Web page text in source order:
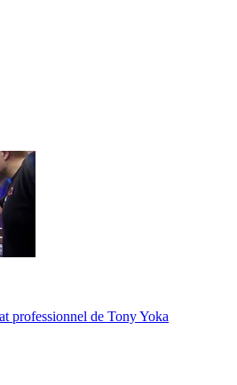
professionnel de Tony Yoka